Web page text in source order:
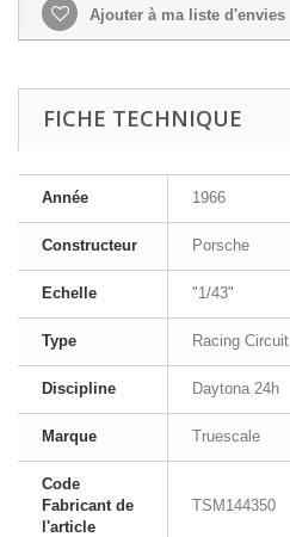
Ajouter à ma liste d'envies
FICHE TECHNIQUE
Année 1966
Constructeur Porsche
Echelle "1/43"
Type Racing Circuit
Discipline Daytona 24h
Marque Truescale
Code
Fabricant de
l'article
TSM144350